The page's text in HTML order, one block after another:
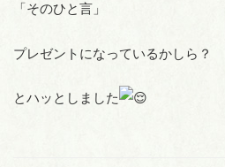
「そのひと言」
プレゼントになっているかしら？
とハッとしました